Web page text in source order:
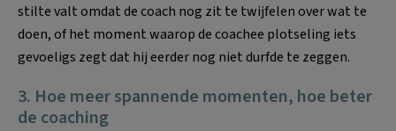
stilte valt omdat de coach nog zit te twijfelen over wat te
doen, of het moment waarop de coachee plotseling iets
gevoeligs zegt dat hij eerder nog niet durfde te zeggen.
3. Hoe meer spannende momenten, hoe beter
de coaching